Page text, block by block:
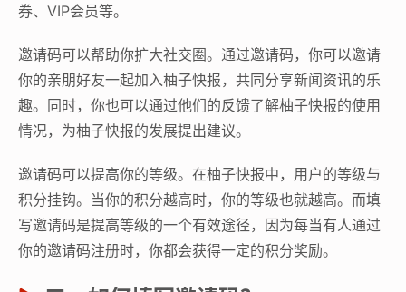
券、VIP会员等。
邀请码可以帮助你扩大社交圈。通过邀请码，你可以邀请
你的亲朋好友一起加入柚子快报，共同分享新闻资讯的乐
趣。同时，你也可以通过他们的反馈了解柚子快报的使用
情况，为柚子快报的发展提出建议。
邀请码可以提高你的等级。在柚子快报中，用户的等级与
积分挂钩。当你的积分越高时，你的等级也就越高。而填
写邀请码是提高等级的一个有效途径，因为每当有人通过
你的邀请码注册时，你都会获得一定的积分奖励。